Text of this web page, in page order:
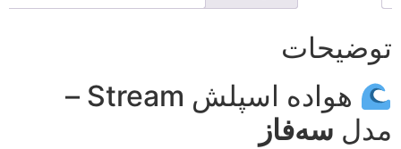
توضیحات
هواده اسپلش Stream –
مدل سه‌فاز